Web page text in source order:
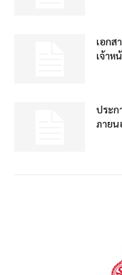
เอกส
เจ้าห
ประก
ภายน